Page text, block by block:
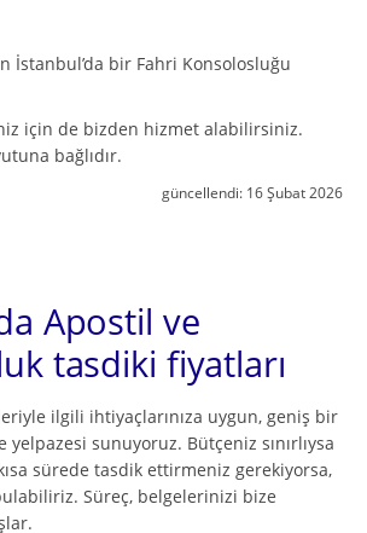
İstanbul’da bir Fahri Konsolosluğu
için de bizden hizmet alabilirsiniz.
bağlıdır.
güncellendi: 16 Şubat 2026
Apostil ve
tasdiki fiyatları
ilgili ihtiyaçlarınıza uygun, geniş bir
yelpazesi sunuyoruz. Bütçeniz sınırlıysa
sürede tasdik ettirmeniz gerekiyorsa,
Süreç, belgelerinizi bize